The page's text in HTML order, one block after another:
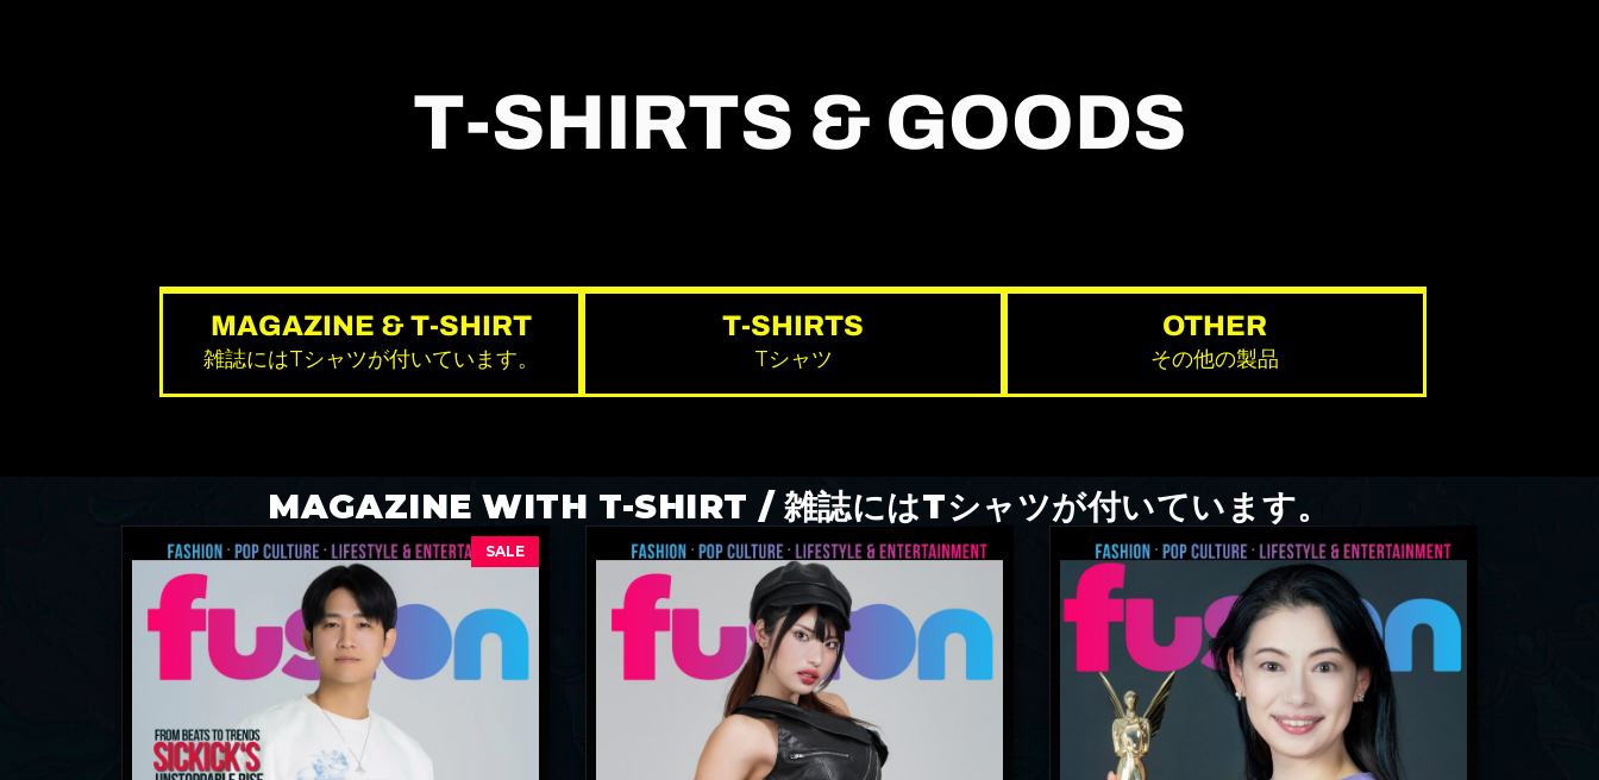
T-SHIRTS & GOODS
MAGAZINE & T-SHIRT
雑誌にはTシャツが付いています。
T-SHIRTS
Tシャツ
OTHER
その他の製品
MAGAZINE WITH T-SHIRT / 雑誌にはTシャツが付いています。
SALE